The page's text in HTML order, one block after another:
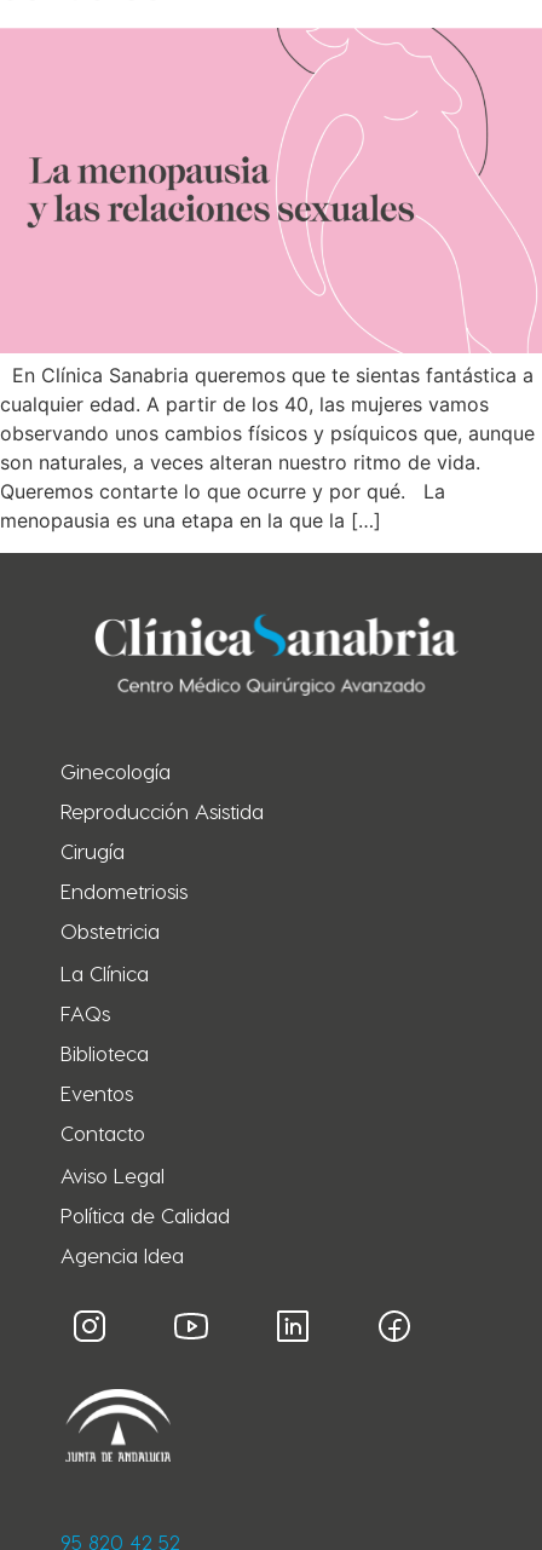
En Clínica Sanabria queremos que te sientas fantástica a
cualquier edad. A partir de los 40, las mujeres vamos
observando unos cambios físicos y psíquicos que, aunque
son naturales, a veces alteran nuestro ritmo de vida.
Queremos contarte lo que ocurre y por qué. La
menopausia es una etapa en la que la […]
Ginecología
Reproducción Asistida
Cirugía
Endometriosis
Obstetricia
La Clínica
FAQs
Biblioteca
Eventos
Contacto
Aviso Legal
Política de Calidad
Agencia Idea
95 820 42 52